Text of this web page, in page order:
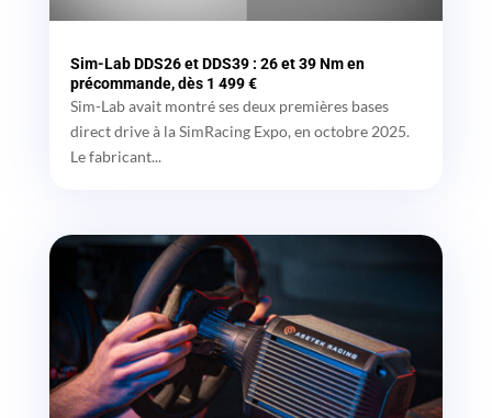
Sim-Lab DDS26 et DDS39 : 26 et 39 Nm en
précommande, dès 1 499 €
Sim-Lab avait montré ses deux premières bases
direct drive à la SimRacing Expo, en octobre 2025.
Le fabricant...